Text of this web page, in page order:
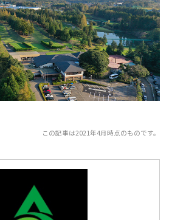
この記事は2021年4月時点のものです。